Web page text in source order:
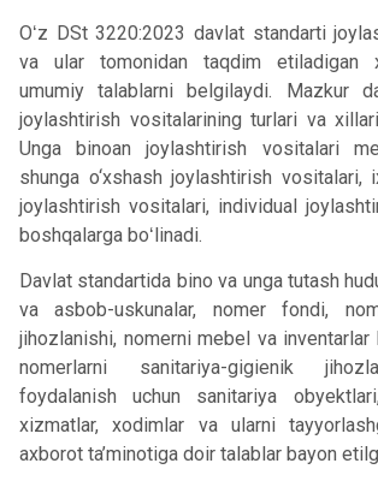
Oʻz DSt 3220:2023 davlat standarti
va ular tomonidan taqdim etiladigan
umumiy talablarni belgilaydi. Mazkur
joylashtirish vositalarining turlari va
Unga binoan joylashtirish vositalari
shunga o‘xshash joylashtirish vositalari,
joylashtirish vositalari, individual
boshqalarga boʻlinadi.
Davlat standartida bino va unga tutash
va asbob-uskunalar, nomer fondi,
jihozlanishi, nomerni mebel va inventarlar
nomerlarni sanitariya-gigienik
foydalanish uchun sanitariya
xizmatlar, xodimlar va ularni
axborot ta’minotiga doir talablar bayon